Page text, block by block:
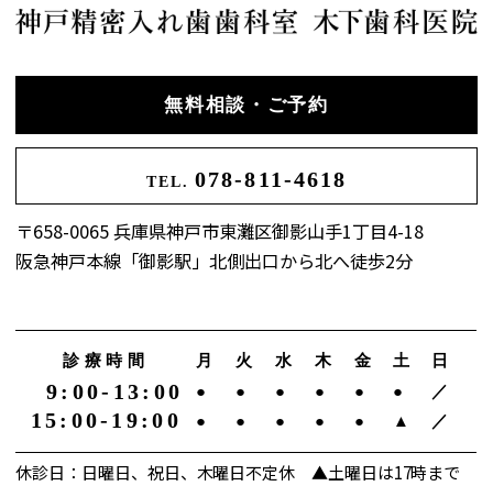
無料相談・ご予約
TEL. 078-811-4618
〒658-0065 兵庫県神戸市東灘区御影山手1丁目4-18
阪急神戸本線「御影駅」北側出口から北へ徒歩2分
診療時間 月 火 水 木 金 土 日
9:00-13:00 ● ● ● ● ● ● ／
15:00-19:00 ● ● ● ● ● ▲ ／
休診日：日曜日、祝日、木曜日不定休 ▲土曜日は17時まで